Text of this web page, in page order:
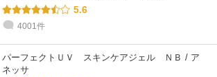
5.6
4001件
パーフェクトＵＶ スキンケアジェル ＮＢ / ア
ネッサ